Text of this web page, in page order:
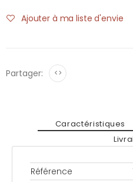
Ajouter à ma liste d'envie
Partager: <>
Caractéristiques
Référence